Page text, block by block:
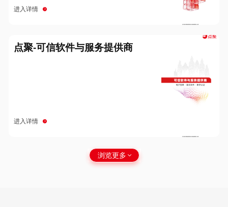
进入详情
点聚-可信软件与服务提供商
进入详情
浏览更多